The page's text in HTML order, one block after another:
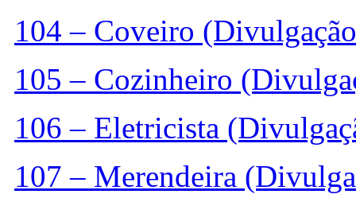
104 – Coveiro
105 – Cozinheiro
106 – Eletricista
107 – Merendeira